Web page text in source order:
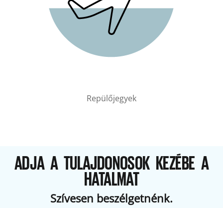
Repülőjegyek
ADJA A TULAJDONOSOK KEZÉBE A
HATALMAT
Szívesen beszélgetnénk.